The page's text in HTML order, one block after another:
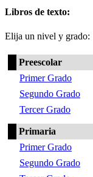
Libros de texto:
Elija un nivel y grado:
Preescolar
Primer Grado
Segundo Grado
Tercer Grado
Primaria
Primer Grado
Segundo Grado